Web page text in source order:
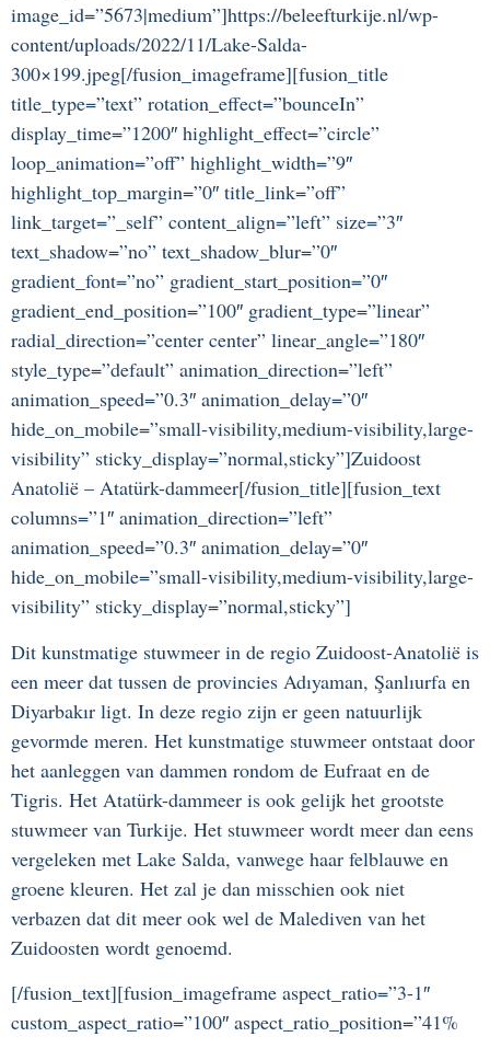
image_id=”5673|medium”]https://beleefturkije.nl/wp-
content/uploads/2022/11/Lake-Salda-
300×199.jpeg[/fusion_imageframe][fusion_title
title_type=”text” rotation_effect=”bounceIn”
display_time=”1200″ highlight_effect=”circle”
loop_animation=”off” highlight_width=”9″
highlight_top_margin=”0″ title_link=”off”
link_target=”_self” content_align=”left” size=”3″
text_shadow=”no” text_shadow_blur=”0″
gradient_font=”no” gradient_start_position=”0″
gradient_end_position=”100″ gradient_type=”linear”
radial_direction=”center center” linear_angle=”180″
style_type=”default” animation_direction=”left”
animation_speed=”0.3″ animation_delay=”0″
hide_on_mobile=”small-visibility,medium-visibility,large-
visibility” sticky_display=”normal,sticky”]Zuidoost
Anatolië – Atatürk-dammeer[/fusion_title][fusion_text
columns=”1″ animation_direction=”left”
animation_speed=”0.3″ animation_delay=”0″
hide_on_mobile=”small-visibility,medium-visibility,large-
visibility” sticky_display=”normal,sticky”]
Dit kunstmatige stuwmeer in de regio Zuidoost-Anatolië is
een meer dat tussen de provincies Adıyaman, Şanlıurfa en
Diyarbakır ligt. In deze regio zijn er geen natuurlijk
gevormde meren. Het kunstmatige stuwmeer ontstaat door
het aanleggen van dammen rondom de Eufraat en de
Tigris. Het Atatürk-dammeer is ook gelijk het grootste
stuwmeer van Turkije. Het stuwmeer wordt meer dan eens
vergeleken met Lake Salda, vanwege haar felblauwe en
groene kleuren. Het zal je dan misschien ook niet
verbazen dat dit meer ook wel de Malediven van het
Zuidoosten wordt genoemd.
[/fusion_text][fusion_imageframe aspect_ratio=”3-1″
custom_aspect_ratio=”100″ aspect_ratio_position=”41%